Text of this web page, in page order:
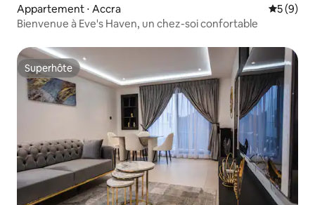
Appartement ⋅ Accra
5 (9)
Bienvenue à Eve's Haven, un chez-soi confortable
Superhôte
Superhôte